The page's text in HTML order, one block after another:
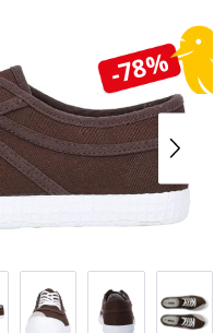
-78%